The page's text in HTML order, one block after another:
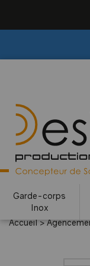
Garde-corps
Inox
Accueil>